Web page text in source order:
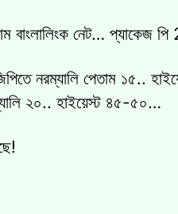
বাংলালিংক নেট… প্যাকেজ পি
নরম্যালি পেতাম ১৫..
২০.. হাইয়েস্ট ৪৫-৫০…